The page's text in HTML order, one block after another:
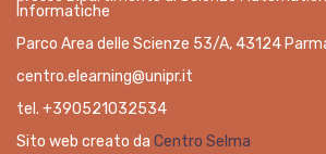
Informatiche
Parco Area delle Scienze 53/A, 43124
centro.elearning@unipr.it
tel. +390521032534
Sito web creato da Centro Selma